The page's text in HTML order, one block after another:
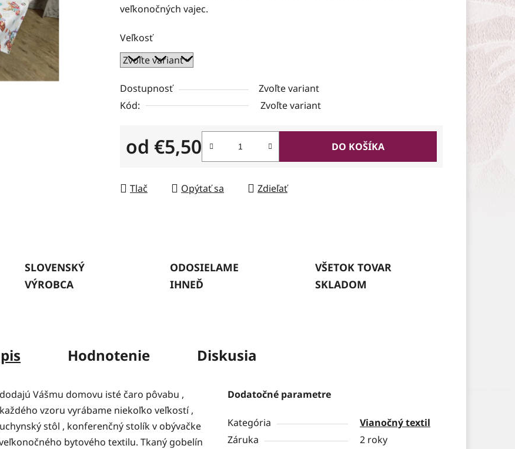
0,0
5
hviezdičiek.
veľkonočných vajec.
Veľkosť
Dostupnosť
Zvoľte variant
Kód:
Zvoľte variant
od €5,50 DO KOŠÍKA
Tlač Opýtať sa Zdieľať
SLOVENSKÝ
VÝROBCA
ODOSIELAME
IHNEĎ
VŠETOK TOVAR
SKLADOM
Hodnotenie Diskusia
Vášmu domovu isté čaro pôvabu ,
vzoru vyrábame niekoľko veľkostí ,
stôl , konferenčný stolík v obývačke
bytového textilu. Tkaný gobelín
Dodatočné parametre
Kategória
Vianočný textil
Záruka
2 roky